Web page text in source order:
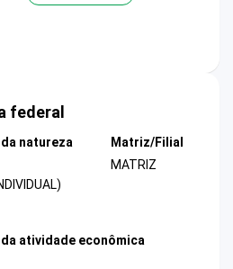
federal
natureza
Matriz/Filial
MATRIZ
atividade econômica